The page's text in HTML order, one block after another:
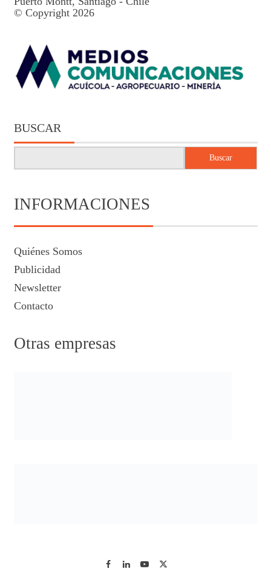
© Copyright 2026
BUSCAR
Buscar
INFORMACIONES
Quiénes Somos
Publicidad
Newsletter
Contacto
Otras empresas